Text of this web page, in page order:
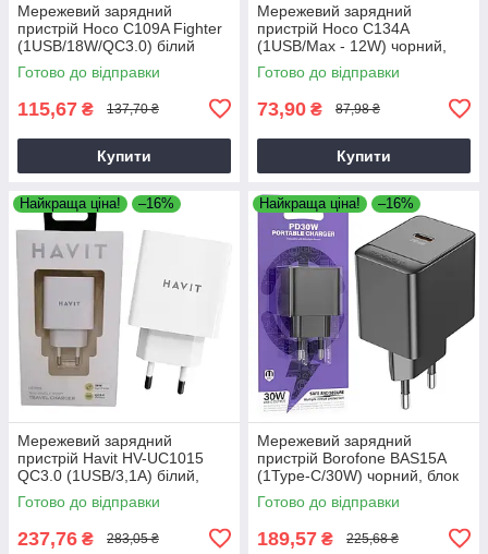
Мережевий зарядний
пристрій Hoco C109A Fighter
(1USB/18W/QC3.0) білий
Готово до відправки
115,67 ₴ 137,70 ₴
Купити
Мережевий зарядний
пристрій Hoco C134A
(1USB/Max - 12W) чорний,
зарядка для телефону,
зарядний пристрій для
Готово до відправки
73,90 ₴ 87,98 ₴
Купити
Найкраща ціна! –16%
Мережевий зарядний
пристрій Havit HV-UC1015
QC3.0 (1USB/3,1А) білий,
адаптер живлення
Готово до відправки
237,76 ₴ 283,05 ₴
Найкраща ціна! –16%
Мережевий зарядний
пристрій Borofone BAS15A
(1Type-C/30W) чорний, блок
для зарядки
Готово до відправки
189,57 ₴ 225,68 ₴